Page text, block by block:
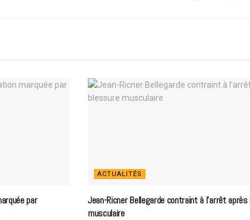
par
ACTUALITÉS
Jean-Ricner Bellegarde contraint à l’arrêt
musculaire